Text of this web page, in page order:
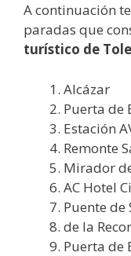
A continuación
paradas que
turístico de
Alcázar
Puerta de
Estación
Remonte
Mirador
AC Hotel
Puente de
de la
Puerta de